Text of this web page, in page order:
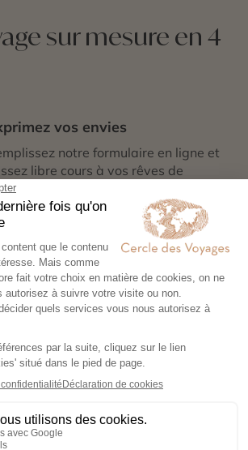
sur mesure en 4
vos envies
notre formulaire en ligne et
libre cours à vos rêves de
: inspirations, budget, période
construisez votre itinéraire
avec un conseiller-expert
créer un voyage à votre image,
à vos envies et à votre rythme.
en toute sérénité
transports, formalités,
exclusives : nous nous
partir !